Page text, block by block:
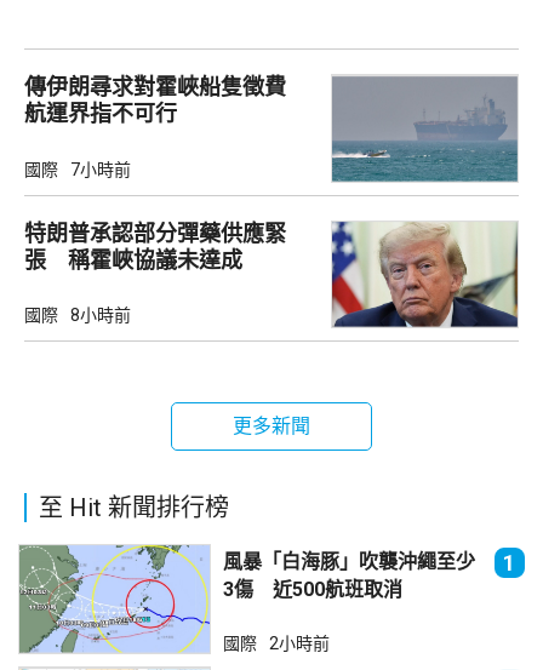
傳伊朗尋求對霍峽船隻徵費
航運界指不可行
國際 7小時前
特朗普承認部分彈藥供應緊
張 稱霍峽協議未達成
國際 8小時前
更多新聞
至 Hit 新聞排行榜
風暴「白海豚」吹襲沖繩至少
3傷 近500航班取消
1
國際 2小時前